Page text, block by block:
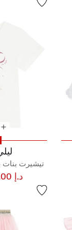
تيشيرت بنات
د.إ 115.00